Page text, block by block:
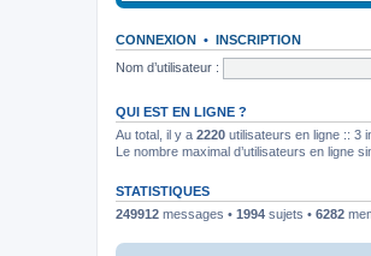
CONNEXION • INSCRIPTION
Nom d’utilisateur :
QUI EST EN LIGNE ?
Au total, il y a 2220 utilisateurs en ligne :: 3
Le nombre maximal d’utilisateurs en ligne
STATISTIQUES
249912 messages • 1994 sujets • 6282